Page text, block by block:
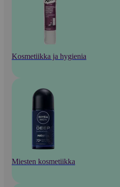
Kosmetiikka ja hygienia
Miesten kosmetiikka